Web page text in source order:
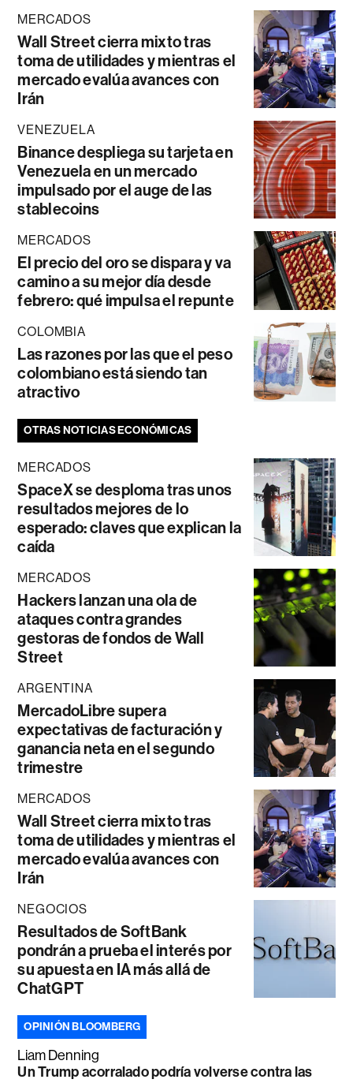
MERCADOS
Wall Street cierra mixto tras
toma de utilidades y mientras el
mercado evalúa avances con
Irán
VENEZUELA
Binance despliega su tarjeta en
Venezuela en un mercado
impulsado por el auge de las
stablecoins
MERCADOS
El precio del oro se dispara y va
camino a su mejor día desde
febrero: qué impulsa el repunte
COLOMBIA
Las razones por las que el peso
colombiano está siendo tan
atractivo
OTRAS NOTICIAS ECONÓMICAS
MERCADOS
SpaceX se desploma tras unos
resultados mejores de lo
esperado: claves que explican la
caída
MERCADOS
Hackers lanzan una ola de
ataques contra grandes
gestoras de fondos de Wall
Street
ARGENTINA
MercadoLibre supera
expectativas de facturación y
ganancia neta en el segundo
trimestre
MERCADOS
Wall Street cierra mixto tras
toma de utilidades y mientras el
mercado evalúa avances con
Irán
NEGOCIOS
Resultados de SoftBank
pondrán a prueba el interés por
su apuesta en IA más allá de
ChatGPT
OPINIÓN BLOOMBERG
Liam Denning
Un Trump acorralado podría volverse contra las